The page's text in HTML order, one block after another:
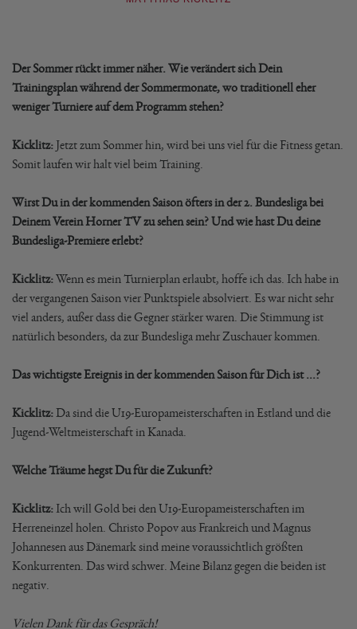
Der Sommer rückt immer näher. Wie verändert sich Dein
Trainingsplan während der Sommermonate, wo traditionell eher
weniger Turniere auf dem Programm stehen?
Kicklitz: Jetzt zum Sommer hin, wird bei uns viel für die Fitness getan.
Somit laufen wir halt viel beim Training.
Wirst Du in der kommenden Saison öfters in der 2. Bundesliga bei
Deinem Verein Horner TV zu sehen sein? Und wie hast Du deine
Bundesliga-Premiere erlebt?
Kicklitz:Wenn es mein Turnierplan erlaubt, hoffe ich das. Ich habe in
der vergangenen Saison vier Punktspiele absolviert. Es war nicht sehr
viel anders, außer dass die Gegner stärker waren. Die Stimmung ist
natürlich besonders, da zur Bundesliga mehr Zuschauer kommen.
Das wichtigste Ereignis in der kommenden Saison für Dich ist ...?
Kicklitz:Da sind die U19-Europameisterschaften in Estland und die
Jugend-Weltmeisterschaft in Kanada.
Welche Träume hegst Du für die Zukunft?
Kicklitz: Ich will Gold bei den U19-Europameisterschaften im
Herreneinzel holen. Christo Popov aus Frankreich und Magnus
Johannesen aus Dänemark sind meine voraussichtlich größten
Konkurrenten. Das wird schwer. Meine Bilanz gegen die beiden ist
negativ.
Vielen Dank für das Gespräch!